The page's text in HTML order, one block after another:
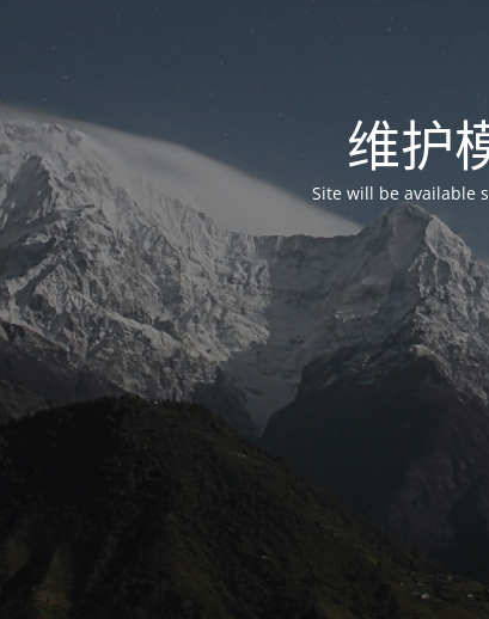
维护
Site will be available